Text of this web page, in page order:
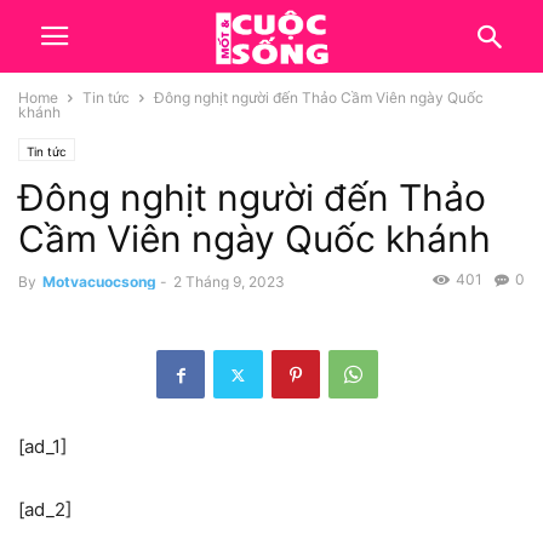
Home Tin tức
Đông nghịt người đến Thảo Cầm Viên ngày Quốc
khánh
Tin tức
Đông nghịt người đến Thảo
Cầm Viên ngày Quốc khánh
By Motvacuocsong - 2 Tháng 9, 2023 0
401
[ad_1]
[ad_2]